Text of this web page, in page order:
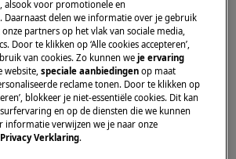
mee dat zelfreparatie of niet-
gevolgen kan hebben voor
deze niet correct wordt uitgevoerd.
alsook voor promotionele en
Daarnaast delen we informatie over je gebruik
partners op het vlak van sociale media,
Door te klikken op ‘Alle cookies accepteren’,
van cookies. Zo kunnen weje ervaring
website,speciale aanbiedingen op maat
reclame tonen. Door te klikken op
blokkeer je niet-essentiële cookies. Dit kan
en op de diensten die we kunnen
informatie verwijzen we je naar onze
Privacy Verklaring.